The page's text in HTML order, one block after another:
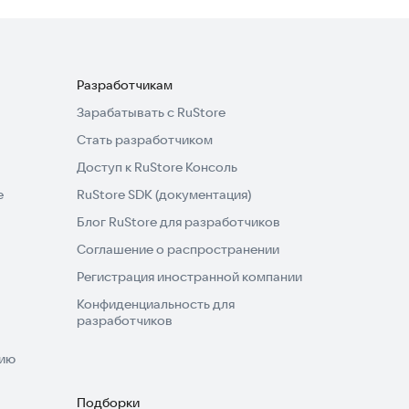
Разработчикам
Зарабатывать с RuStore
Стать разработчиком
Доступ к RuStore Консоль
RuStore SDK (документация)
Блог RuStore для разработчиков
Соглашение о распространении
Регистрация иностранной компании
Конфиденциальность для
разработчиков
Подборки